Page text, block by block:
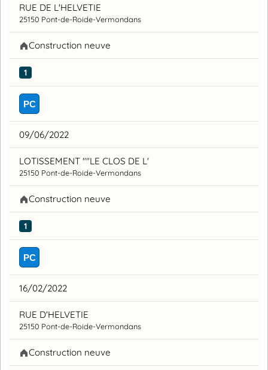
RUE DE L'HELVETIE
25150 Pont-de-Roide-Vermondans
Construction neuve
1
PC
09/06/2022
LOTISSEMENT ""LE CLOS DE L'
25150 Pont-de-Roide-Vermondans
Construction neuve
1
PC
16/02/2022
RUE D'HELVETIE
25150 Pont-de-Roide-Vermondans
Construction neuve